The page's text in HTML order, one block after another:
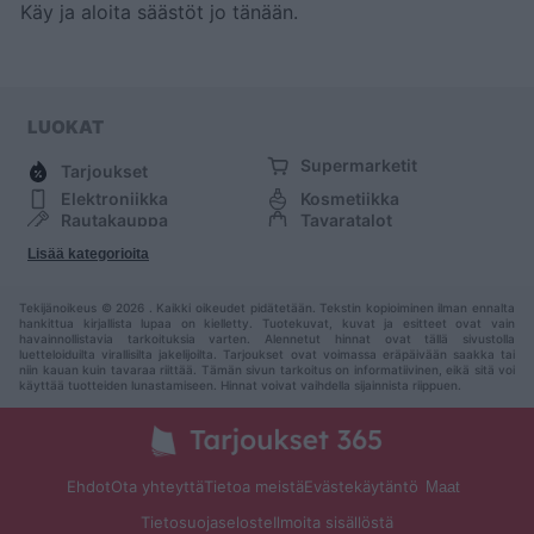
Käy ja aloita säästöt jo tänään.
LUOKAT
Tarjoukset
Supermarketit
Elektroniikka
Kosmetiikka
Rautakauppa
Tavaratalot
Urheilu
Lisää kategorioita
Tekijänoikeus © 2026 . Kaikki oikeudet pidätetään. Tekstin kopioiminen ilman ennalta
hankittua kirjallista lupaa on kielletty. Tuotekuvat, kuvat ja esitteet ovat vain
havainnollistavia tarkoituksia varten. Alennetut hinnat ovat tällä sivustolla
luetteloiduilta virallisilta jakelijoilta. Tarjoukset ovat voimassa eräpäivään saakka tai
niin kauan kuin tavaraa riittää. Tämän sivun tarkoitus on informatiivinen, eikä sitä voi
käyttää tuotteiden lunastamiseen. Hinnat voivat vaihdella sijainnista riippuen.
EhdotOta yhteyttäTietoa meistäEvästekäytäntö Maat
TietosuojaselosteIlmoita sisällöstä